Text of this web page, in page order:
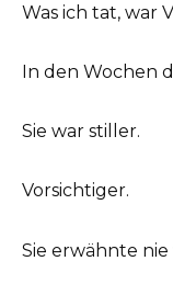
Was ich tat, war
In den Wochen
Sie war stiller.
Vorsichtiger.
Sie erwähnte